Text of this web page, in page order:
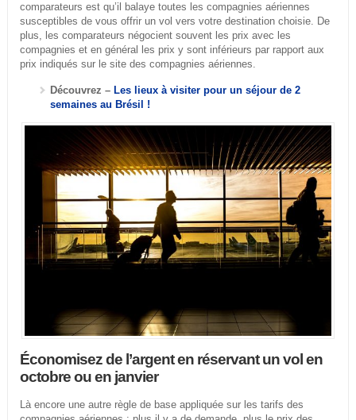
comparateurs est qu’il balaye toutes les compagnies aériennes
susceptibles de vous offrir un vol vers votre destination choisie. De
plus, les comparateurs négocient souvent les prix avec les
compagnies et en général les prix y sont inférieurs par rapport aux
prix indiqués sur le site des compagnies aériennes.
Découvrez – Les lieux à visiter pour un séjour de 2
semaines au Brésil !
Économisez de l’argent en réservant un vol en
octobre ou en janvier
Là encore une autre règle de base appliquée sur les tarifs des